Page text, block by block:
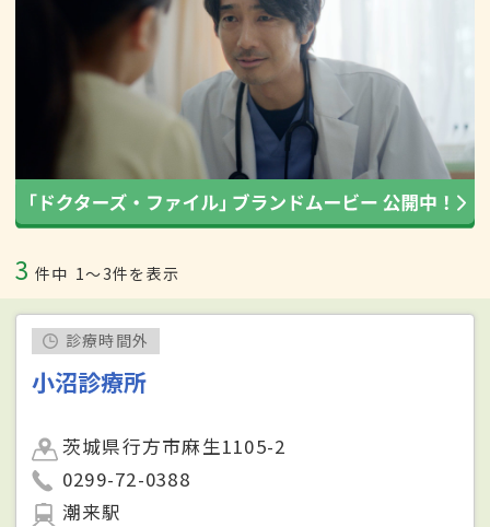
3 件中 1〜3件を表示
診療時間外
小沼診療所
茨城県行方市麻生1105-2
0299-72-0388
潮来駅